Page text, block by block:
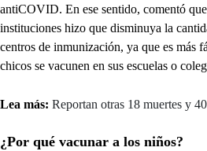
antiCOVID. En ese sentido, comentó
instituciones hizo que disminuya la
centros de inmunización, ya que es más
chicos se vacunen en sus escuelas o
Lea más: Reportan otras 18 muertes y
¿Por qué vacunar a los niños?